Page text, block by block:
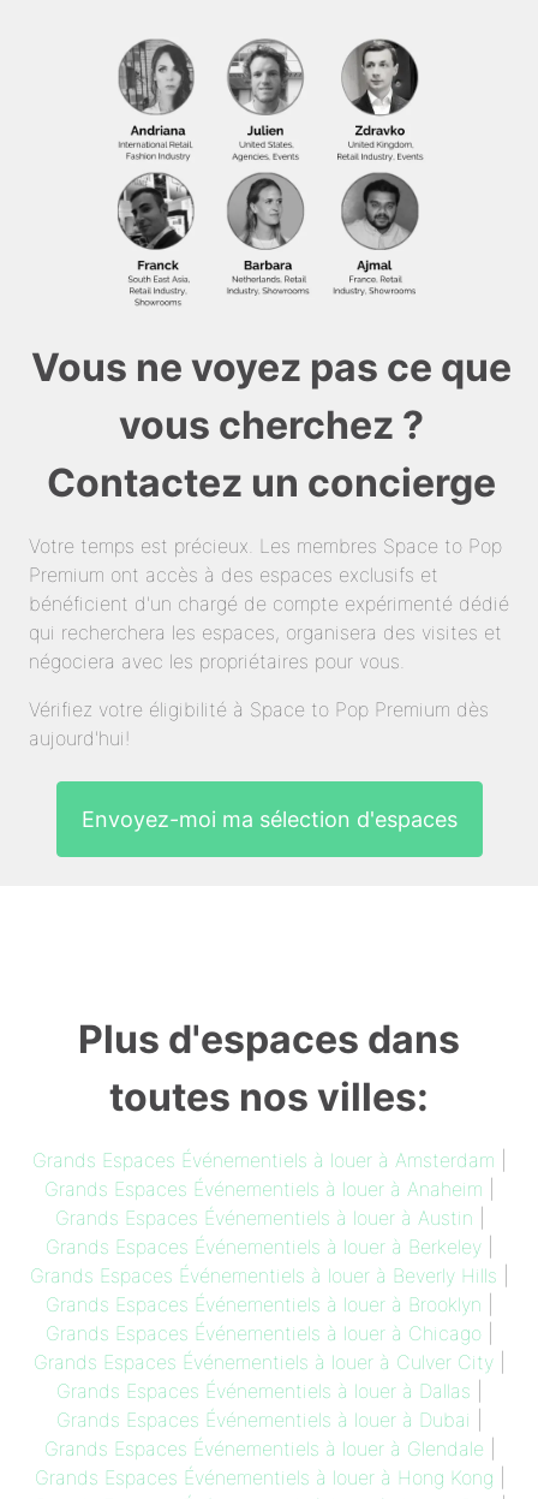
Vous ne voyez pas ce que
vous cherchez ?
Contactez un concierge
Votre temps est précieux. Les membres Space to Pop
Premium ont accès à des espaces exclusifs et
bénéficient d'un chargé de compte expérimenté dédié
qui recherchera les espaces, organisera des visites et
négociera avec les propriétaires pour vous.
Vérifiez votre éligibilité à Space to Pop Premium dès
aujourd'hui!
Envoyez-moi ma sélection d'espaces
Plus d'espaces dans
toutes nos villes:
Grands Espaces Événementiels à louer à Amsterdam
Grands Espaces Événementiels à louer à Anaheim
Grands Espaces Événementiels à louer à Austin
Grands Espaces Événementiels à louer à Berkeley
Grands Espaces Événementiels à louer à Beverly Hills
Grands Espaces Événementiels à louer à Brooklyn
Grands Espaces Événementiels à louer à Chicago
Grands Espaces Événementiels à louer à Culver City
Grands Espaces Événementiels à louer à Dallas
Grands Espaces Événementiels à louer à Dubai
Grands Espaces Événementiels à louer à Glendale
Grands Espaces Événementiels à louer à Hong Kong